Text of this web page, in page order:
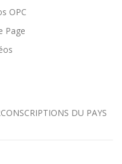
OPC
Page
DU PAYS